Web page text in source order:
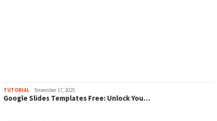
TUTORIAL Desember 17, 2025
Google Slides Templates Free: Unlock You…